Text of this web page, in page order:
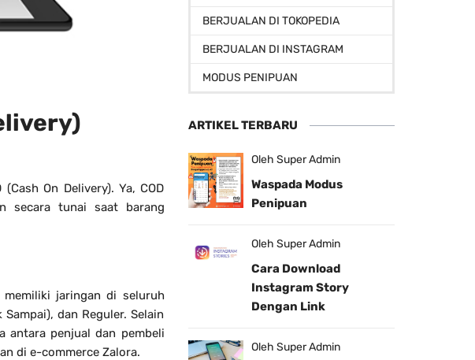
On Delivery). Ya, COD
secara tunai saat barang
jaringan di seluruh
dan Reguler. Selain
antara penjual dan pembeli
di e-commerce Zalora.
BERJUALAN DI TOKOPEDIA
BERJUALAN DI INSTAGRAM
MODUS PENIPUAN
ARTIKEL TERBARU
Oleh Super Admin
Waspada Modus
Penipuan
Oleh Super Admin
Cara Download
Instagram Story
Dengan Link
Oleh Super Admin